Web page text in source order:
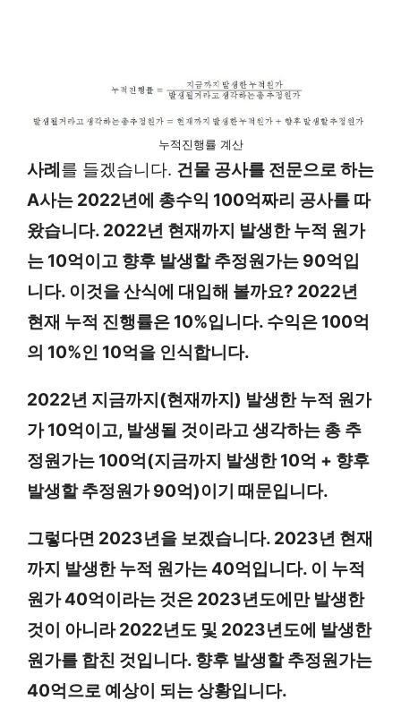
누적진행률 계산
사례를 들겠습니다. 건물 공사를 전문으로 하는
A사는 2022년에 총수익 100억짜리 공사를 따
왔습니다. 2022년 현재까지 발생한 누적 원가
는 10억이고 향후 발생할 추정원가는 90억입
니다. 이것을 산식에 대입해 볼까요? 2022년
현재 누적 진행률은 10%입니다. 수익은 100억
의 10%인 10억을 인식합니다.
2022년 지금까지(현재까지) 발생한 누적 원가
가 10억이고, 발생될 것이라고 생각하는 총 추
정원가는 100억(지금까지 발생한 10억 + 향후
발생할 추정원가 90억)이기 때문입니다.
그렇다면 2023년을 보겠습니다. 2023년 현재
까지 발생한 누적 원가는 40억입니다. 이 누적
원가 40억이라는 것은 2023년도에만 발생한
것이 아니라 2022년도 및 2023년도에 발생한
원가를 합친 것입니다. 향후 발생할 추정원가는
40억으로 예상이 되는 상황입니다.